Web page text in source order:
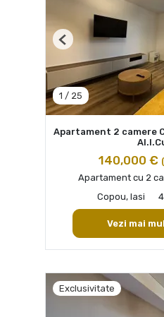
1 / 25
Previous
Apartament 2 camere
140,000 €
Apartament cu 2
Copou, Iasi
Vezi mai
Exclusivitate